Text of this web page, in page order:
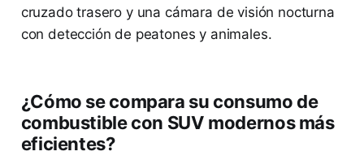
cruzado trasero y una cámara de visión nocturna
con detección de peatones y animales.
¿Cómo se compara su consumo de
combustible con SUV modernos más
eficientes?